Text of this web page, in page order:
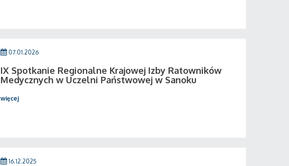
07.01.2026
IX Spotkanie Regionalne Krajowej Izby Ratowników
Medycznych w Uczelni Państwowej w Sanoku
więcej
16.12.2025